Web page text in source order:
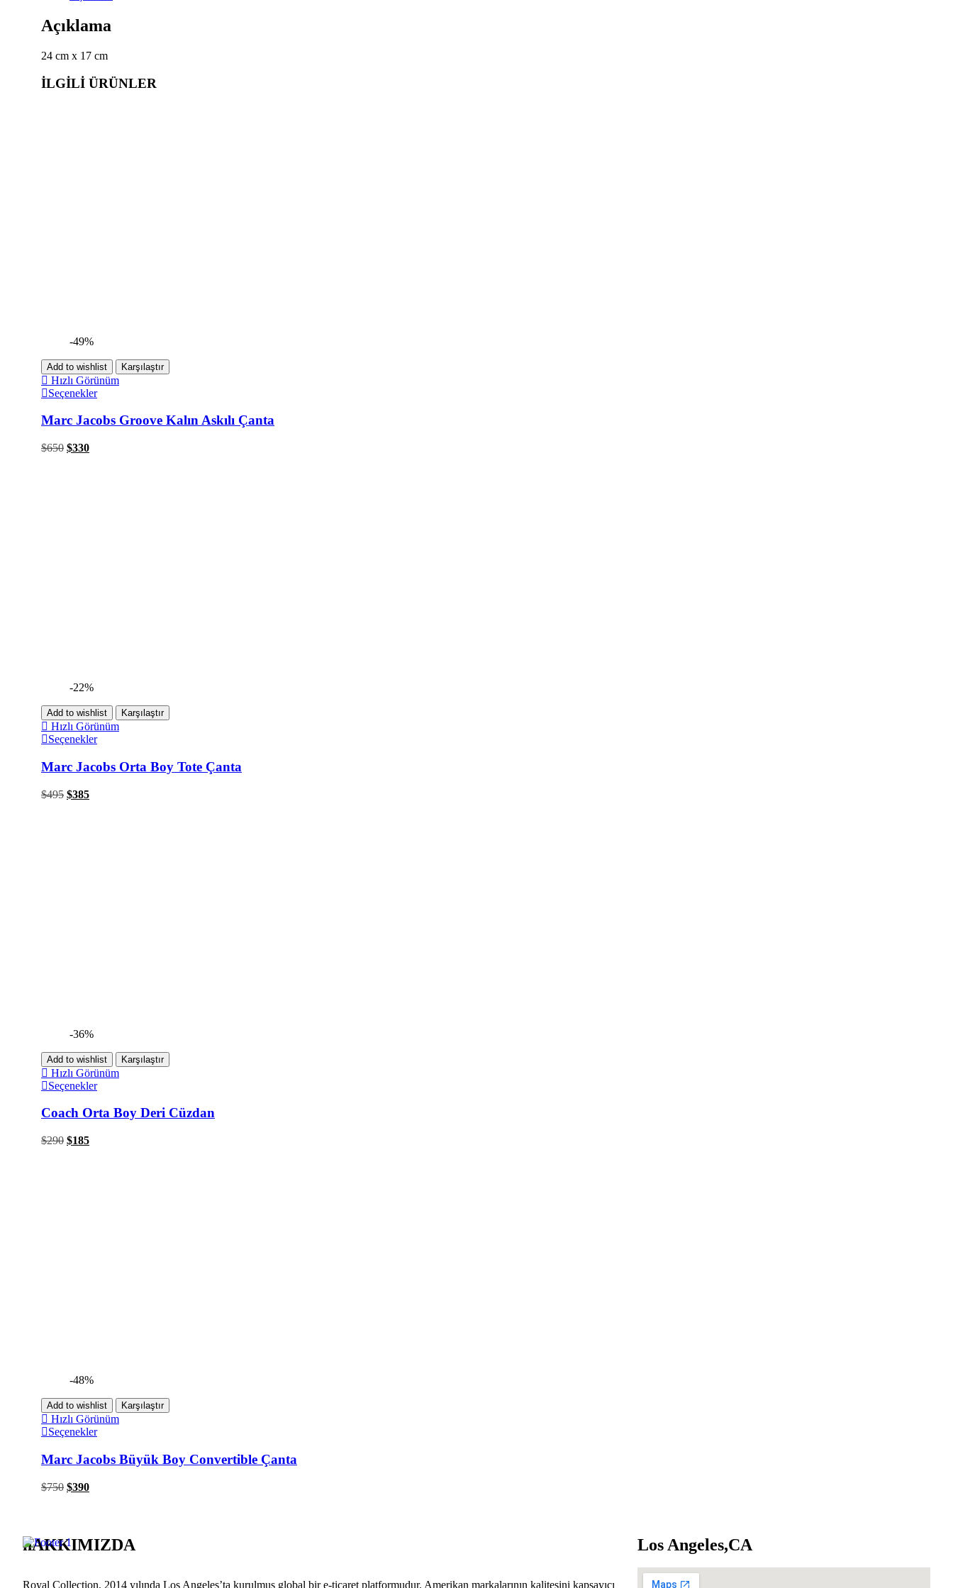
Açıklama
24 cm x 17 cm
İLGILI ÜRÜNLER
-49%
Add to wishlist Karşılaştır
Hızlı Görünüm
Seçenekler
Marc Jacobs Groove Kalın Askılı Çanta
$650 $330
-22%
Add to wishlist Karşılaştır
Hızlı Görünüm
Seçenekler
Marc Jacobs Orta Boy Tote Çanta
$495 $385
-36%
Add to wishlist Karşılaştır
Hızlı Görünüm
Seçenekler
Coach Orta Boy Deri Cüzdan
$290 $185
-48%
Add to wishlist Karşılaştır
Hızlı Görünüm
Seçenekler
Marc Jacobs Büyük Boy Convertible Çanta
$750 $390
hAKKIMIZDA
Royal Collection, 2014 yılında Los Angeles’ta kurulmuş global bir e-ticaret platformudur. Amerikan markalarının kalitesini kapsayıcı
Los Angeles,CA